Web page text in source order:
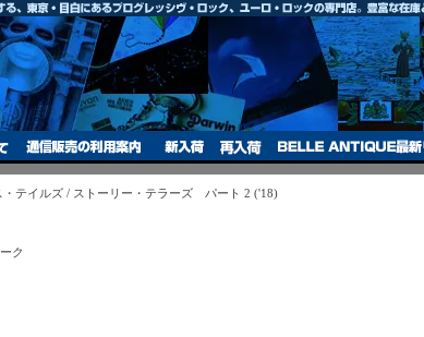
・テイルズ / ストーリー・テラーズ パート 2 ('18)
ク